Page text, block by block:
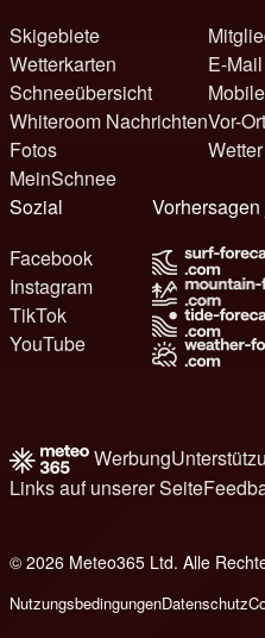
Skigebiete
Wetterkarten
Schneeübersicht
Whiteroom Nachrichten
Fotos
MeinSchnee
E-
Vor-
Sozial
Facebook
Instagram
TikTok
YouTube
Werbung
Links auf unserer Seite
© 2026 Meteo365 Ltd. Alle
NutzungsbedingungenDatenschutz